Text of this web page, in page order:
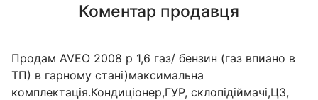
Коментар продавця
Продам AVEO 2008 р 1,6 газ/ бензин (газ впиано в
ТП) в гарному стані)максимальна
комплектація.Кондиціонер,ГУР, склопідіймачі,ЦЗ,